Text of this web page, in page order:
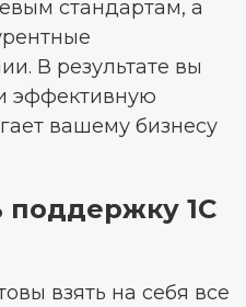
стандартам, а
В результате вы
эффективную
вашему бизнесу
поддержку 1С
взять на себя все